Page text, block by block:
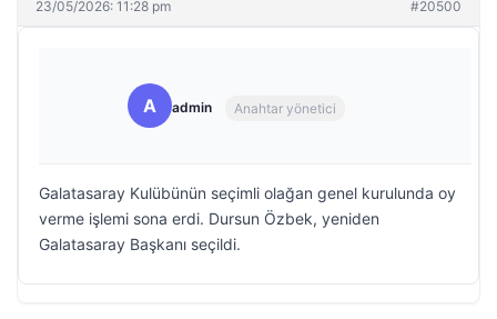
23/05/2026: 11:28 pm #20500
A admin Anahtar yönetici
Galatasaray Kulübünün seçimli olağan genel kurulunda oy
verme işlemi sona erdi. Dursun Özbek, yeniden
Galatasaray Başkanı seçildi.